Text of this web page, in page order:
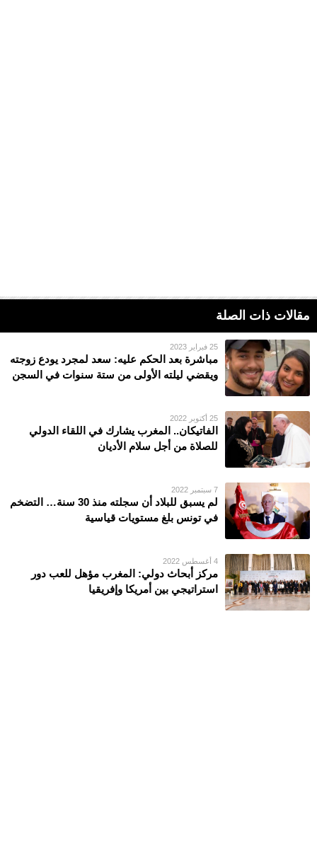
مقالات ذات الصلة
25 فبراير 2023
مباشرة بعد الحكم عليه: سعد لمجرد يودع زوجته
ويقضي ليلته الأولى من ستة سنوات في السجن
25 أكتوبر 2022
الفاتيكان.. المغرب يشارك في اللقاء الدولي
للصلاة من أجل سلام الأديان
7 سبتمبر 2022
لم يسبق للبلاد أن سجلته منذ 30 سنة… التضخم
في تونس بلغ مستويات قياسية
4 أغسطس 2022
مركز أبحاث دولي: المغرب مؤهل للعب دور
استراتيجي بين أمريكا وإفريقيا